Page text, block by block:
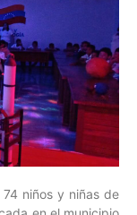
74 niños y niñas de